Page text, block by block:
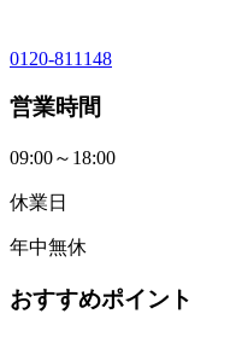
0120-811148
営業時間
09:00～18:00
休業日
年中無休
おすすめポイント